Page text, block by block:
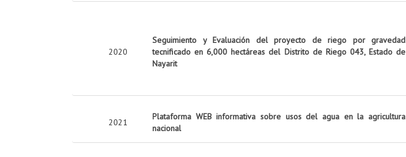
2020
Seguimiento y Evaluación del proyecto de riego por gravedad
tecnificado en 6,000 hectáreas del Distrito de Riego 043, Estado de
Nayarit
2021
Plataforma WEB informativa sobre usos del agua en la agricultura
nacional